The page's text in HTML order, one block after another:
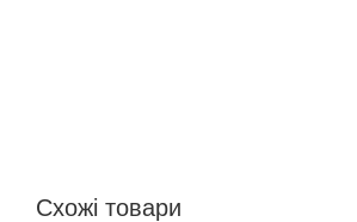
Схожі товари